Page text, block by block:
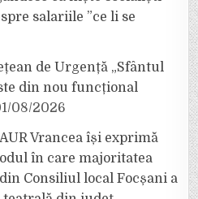
salariile ”ce li se
de Urgență „Sfântul
din nou funcțional
08/2026
Vrancea își exprimă
în care majoritatea
din Consiliul local Focșani a